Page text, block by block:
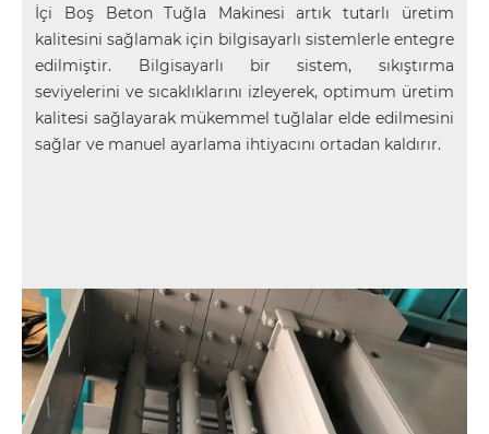
İçi Boş Beton Tuğla Makinesi artık tutarlı üretim
kalitesini sağlamak için bilgisayarlı sistemlerle entegre
edilmiştir. Bilgisayarlı bir sistem, sıkıştırma
seviyelerini ve sıcaklıklarını izleyerek, optimum üretim
kalitesi sağlayarak mükemmel tuğlalar elde edilmesini
sağlar ve manuel ayarlama ihtiyacını ortadan kaldırır.